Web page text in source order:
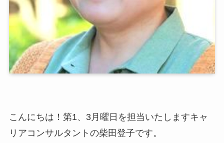
こんにちは！第1、3月曜日を担当いたしますキャ
リアコンサルタントの柴田登子です。